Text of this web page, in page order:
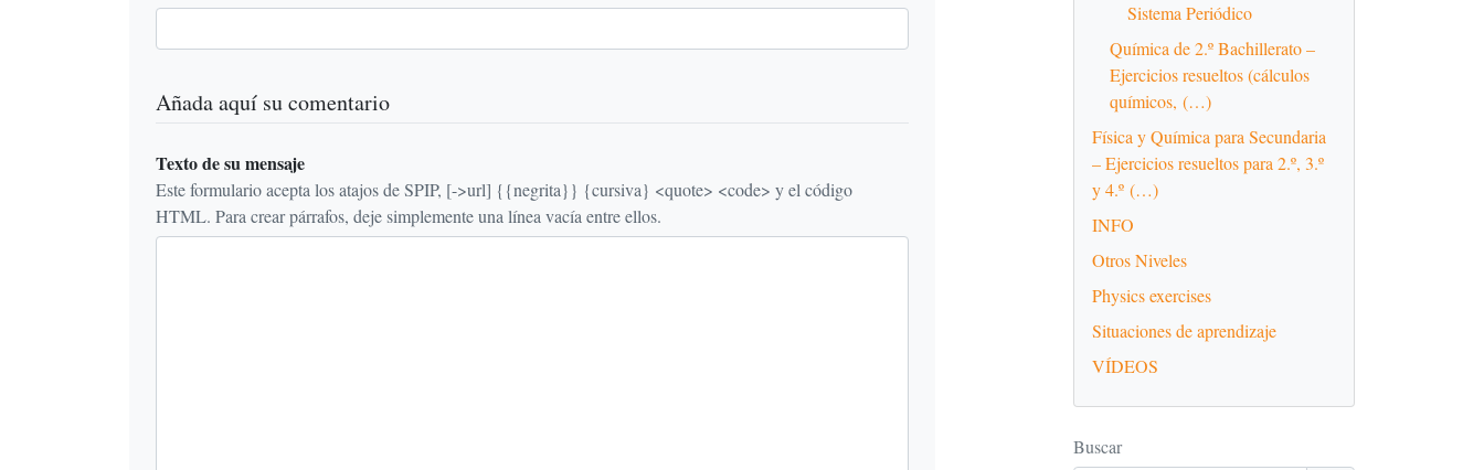
Añada aquí su comentario
Texto de su mensaje
Este formulario acepta los atajos de SPIP, [->url] {{negrita}} {cursiva} <quote> <code> y el código
HTML. Para crear párrafos, deje simplemente una línea vacía entre ellos.
Sistema Periódico
Química de 2.º Bachillerato –
Ejercicios resueltos (cálculos
químicos, (…)
Física y Química para Secundaria
– Ejercicios resueltos para 2.º, 3.º
y 4.º (…)
INFO
Otros Niveles
Physics exercises
Situaciones de aprendizaje
VÍDEOS
Buscar